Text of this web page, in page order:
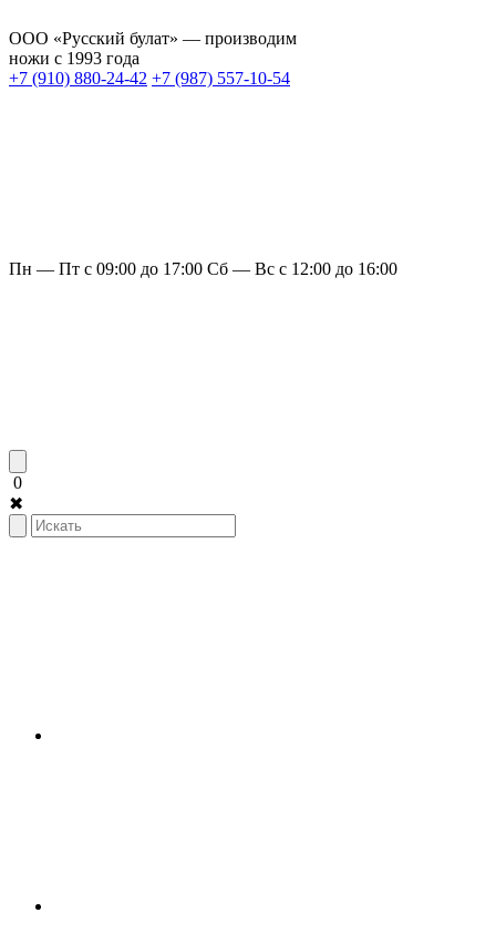
ООО «Русский булат» — производим
ножи с 1993 года
+7 (910) 880-24-42 +7 (987) 557-10-54
Пн — Пт с 09:00 до 17:00 Сб — Вс с 12:00 до 16:00
0
✖